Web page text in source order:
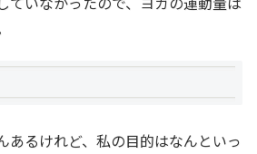
あるけれど、私の目的はなんといっ